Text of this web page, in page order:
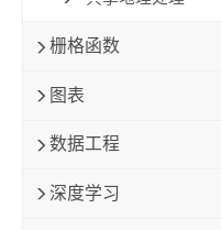
栅格函数
图表
数据工程
深度学习